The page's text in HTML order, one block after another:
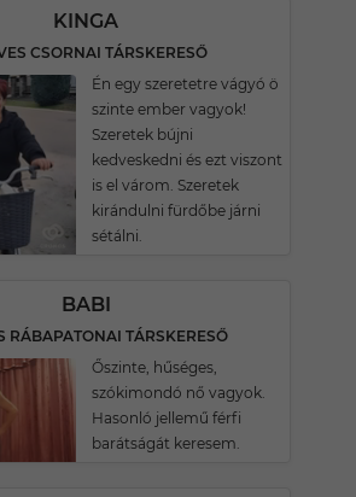
KINGA
CSORNAI TÁRSKERESŐ
Én egy szeretetre vágyó ö
szinte ember vagyok!
Szeretek bújni
kedveskedni és ezt viszont
is el várom. Szeretek
kirándulni fürdőbe járni
sétálni.
BABI
RÁBAPATONAI TÁRSKERESŐ
Őszinte, hűséges,
szókimondó nő vagyok.
Hasonló jellemű férfi
barátságát keresem.